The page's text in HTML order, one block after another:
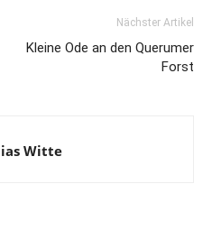
Nächster Artikel
Kleine Ode an den Querumer
Forst
Witte